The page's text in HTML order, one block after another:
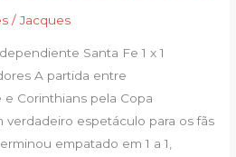
/Jacques
Santa Fe 1 x 1
A partida entre
Corinthians pela Copa
verdadeiro espetáculo para os fãs
empatado em 1 a 1,